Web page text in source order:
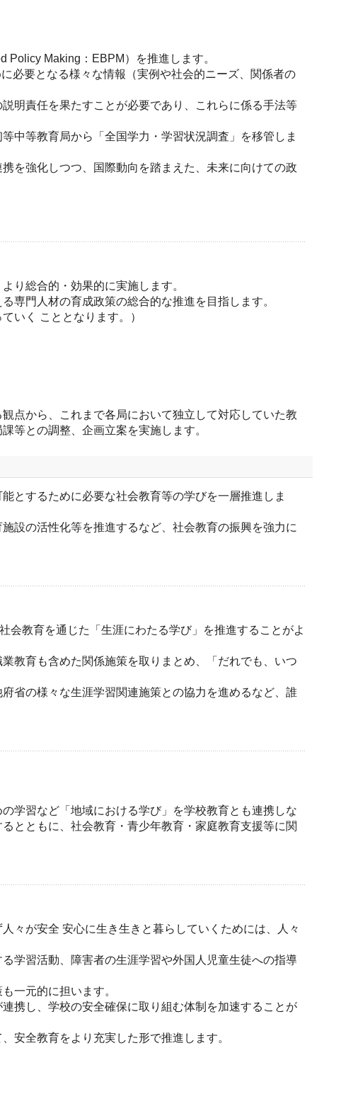
Making：EBPM）を推進します。
必要となる様々な情報（実例や社会的ニーズ、関係者の
明責任を果たすことが必要であり、これらに係る手法等
中等教育局から「全国学力・学習状況調査」を移管しま
を強化しつつ、国際動向を踏まえた、未来に向けての政
り総合的・効果的に実施します。
専門人材の育成政策の総合的な推進を目指します。
いく こととなります。）
点から、これまで各局において独立して対応していた教
等との調整、企画立案を実施します。
とするために必要な社会教育等の学びを一層推進しま
設の活性化等を推進するなど、社会教育の振興を強力に
会教育を通じた「生涯にわたる学び」を推進することがよ
教育も含めた関係施策を取りまとめ、「だれでも、いつ
省の様々な生涯学習関連施策との協力を進めるなど、誰
学習など「地域における学び」を学校教育とも連携しな
とともに、社会教育・青少年教育・家庭教育支援等に関
々が安全 安心に生き生きと暮らしていくためには、人々
学習活動、障害者の生涯学習や外国人児童生徒への指導
一元的に担います。
携し、学校の安全確保に取り組む体制を加速することが
安全教育をより充実した形で推進します。